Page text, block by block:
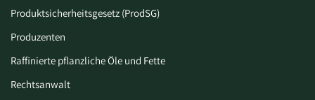
Produktsicherheitsgesetz (ProdSG)
Produzenten
Raffinierte pflanzliche Öle und Fette
Rechtsanwalt